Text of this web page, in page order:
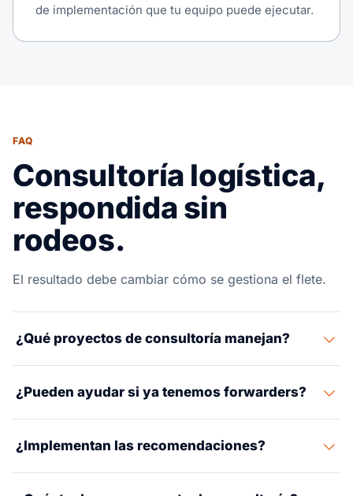
de implementación que tu equipo puede ejecutar.
FAQ
Consultoría logística,
respondida sin
rodeos.
El resultado debe cambiar cómo se gestiona el flete.
¿Qué proyectos de consultoría manejan?
procesos, SOPs, diseño de KPIs, estrategia de rutas y
reducción de costos de flete.
¿Pueden ayudar si ya tenemos forwarders?
revisarse sin forzar un cambio inmediato.
¿Implementan las recomendaciones?